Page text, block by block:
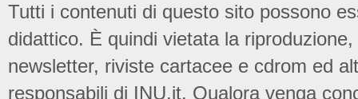
Tutti i contenuti di questo sito possono
didattico. È quindi vietata la
newsletter, riviste cartacee e cdrom ed
responsabili di INU.it. Qualora venga